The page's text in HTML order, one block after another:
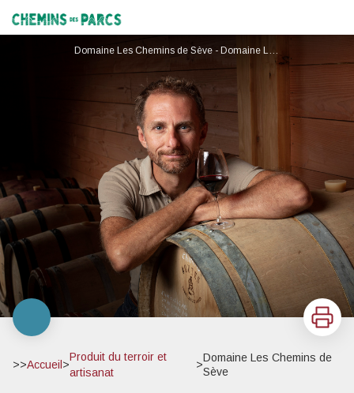
Chemins des Parcs
Domaine Les Chemins de Sève - Domaine Les Chemins de Sève
Imprimer
>>Accueil >
Produit du terroir et
artisanat
>
Domaine Les Chemins de
Sève